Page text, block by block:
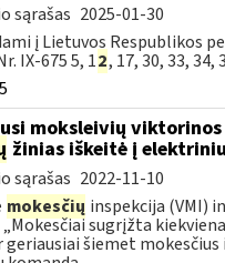
sąrašas 2025-01-30
į Lietuvos Respublikos
IX-675 5, 12, 17, 30, 33, 34,
moksleivių
žinias iškeitė į
sąrašas 2022-11-10
mokesčių inspekcija (VMI)
sugrįžta
geriausiai šiemet mokesčius